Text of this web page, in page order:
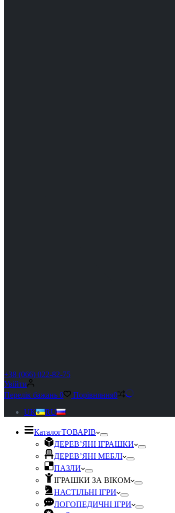
+38 (066) 022-82-75
Увійти
Перелік бажань 0 Порівняння0
UK
RU
КаталогТОВАРІВ
ДЕРЕВ’ЯНІ ІГРАШКИ
ДЕРЕВ’ЯНІ МЕБЛІ
ПАЗЛИ
ІГРАШКИ ЗА ВІКОМ
НАСТІЛЬНІ ІГРИ
ЛОГОПЕДИЧНІ ІГРИ